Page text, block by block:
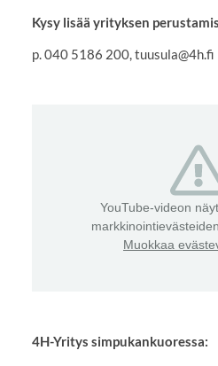
Kysy lisää yrityksen
p. 040 5186 200, tuusula@4h.fi
YouTube-videon
Muokkaa
4H-Yritys simpukankuoressa: